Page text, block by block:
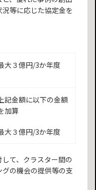
等に応じた協定金を
大３億円/3か年度
記金額に以下の金額
加算
大３億円/3か年度
て、クラスター間の
の機会の提供等の支